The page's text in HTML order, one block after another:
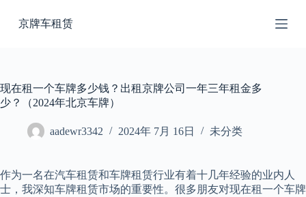
过
京牌车租赁
现在租一个车牌多少钱？出租京牌公司一年三年租金多
少？（2024年北京车牌）
aadewr3342 2024年 7月 16日 未分类
作为一名在汽车租赁和车牌租赁行业有着十几年经验的业内人
士，我深知车牌租赁市场的重要性。很多朋友对现在租一个车牌